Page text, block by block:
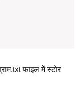
फाइल में स्टोर